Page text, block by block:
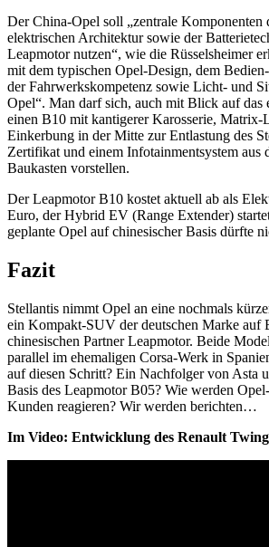
Der China-Opel soll „zentrale Komponenten
elektrischen Architektur sowie der
Leapmotor nutzen“, wie die Rüsselsheimer
mit dem typischen Opel-Design, dem
der Fahrwerkskompetenz sowie Licht- und
Opel“. Man darf sich, auch mit Blick auf das
einen B10 mit kantigerer Karosserie,
Einkerbung in der Mitte zur Entlastung des
Zertifikat und einem Infotainmentsystem aus
Baukasten vorstellen.
Der Leapmotor B10 kostet aktuell ab als
Euro, der Hybrid EV (Range Extender)
geplante Opel auf chinesischer Basis dürfte
Fazit
Stellantis nimmt Opel an eine nochmals
ein Kompakt-SUV der deutschen Marke auf
chinesischen Partner Leapmotor. Beide
parallel im ehemaligen Corsa-Werk in
auf diesen Schritt? Ein Nachfolger von Asta
Basis des Leapmotor B05? Wie werden
Kunden reagieren? Wir werden berichten…
Im Video: Entwicklung des Renault